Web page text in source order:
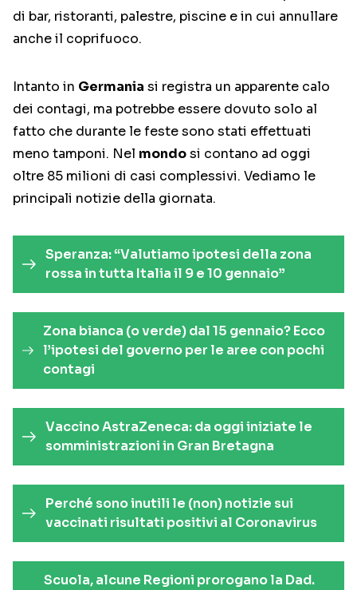
di bar, ristoranti, palestre, piscine e in cui annullare
anche il coprifuoco.
Intanto in Germania si registra un apparente calo
dei contagi, ma potrebbe essere dovuto solo al
fatto che durante le feste sono stati effettuati
meno tamponi. Nel mondosi contano ad oggi
oltre 85 milioni di casi complessivi. Vediamo le
principali notizie della giornata.
Speranza: “Valutiamo ipotesi della zona
rossa in tutta Italia il 9 e 10 gennaio”
Zona bianca (o verde) dal 15 gennaio? Ecco
l’ipotesi del governo per le aree con pochi
contagi
Vaccino AstraZeneca: da oggi iniziate le
somministrazioni in Gran Bretagna
Perché sono inutili le (non) notizie sui
vaccinati risultati positivi al Coronavirus
Scuola, alcune Regioni prorogano la Dad.